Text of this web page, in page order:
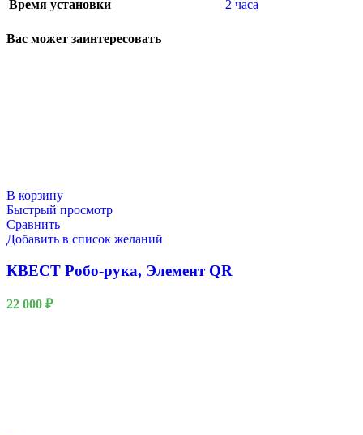
Время установки 2 часа
Вас может заинтересовать
В корзину
Быстрый просмотр
Сравнить
Добавить в список желаний
КВЕСТ Робо-рука, Элемент QR
22 000 ₽